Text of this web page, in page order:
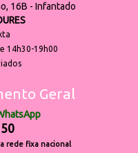
16B - Infantado
14h30-19h00
Geral
rede fixa nacional